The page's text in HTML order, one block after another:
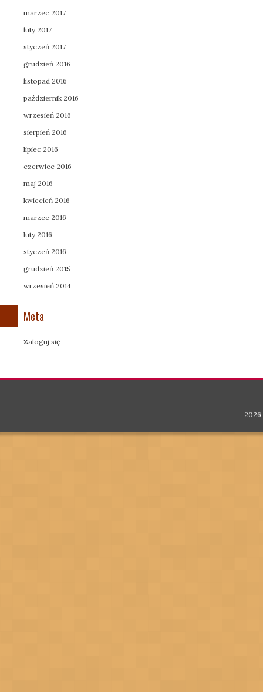
marzec 2017
luty 2017
styczeń 2017
grudzień 2016
listopad 2016
październik 2016
wrzesień 2016
sierpień 2016
lipiec 2016
czerwiec 2016
maj 2016
kwiecień 2016
marzec 2016
luty 2016
styczeń 2016
grudzień 2015
wrzesień 2014
Meta
Zaloguj się
2026